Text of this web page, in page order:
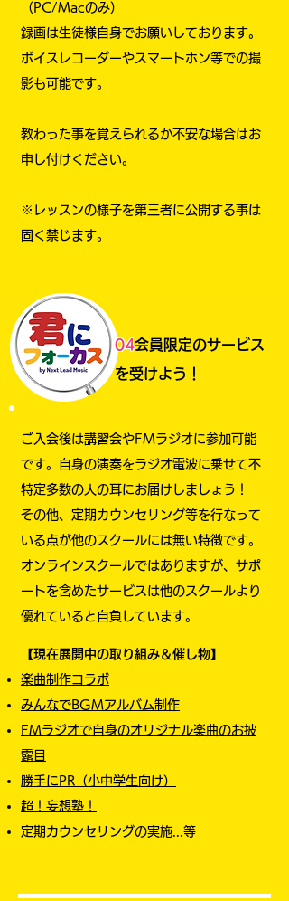
（PC/Macのみ）
録画は生徒様自身でお願いしております。
ボイスレコーダーやスマートホン等での撮
影も可能です。
教わった事を覚えられるか不安な場合はお
申し付けください。
※レッスンの様子を第三者に公開する事は
固く禁じます。
04会員限定のサービス
を受けよう！
ご入会後は講習会やFMラジオに参加可能
です。自身の演奏をラジオ電波に乗せて不
特定多数の人の耳にお届けしましょう！
​その他、定期カウンセリング等を行なって
いる点が他のスクールには無い特徴です。
オンラインスクールではありますが、サポ
ートを含めたサービスは他のスクールより
優れていると自負しています。
【現在展開中の取り組み＆催し物】
楽曲制作コラボ
みんなでBGMアルバム制作
FMラジオで自身のオリジナル楽曲のお披
露目
勝手にPR（小中学生向け）
超！妄想塾！
定期カウンセリングの実施...等